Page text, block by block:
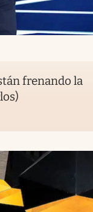
frenando la